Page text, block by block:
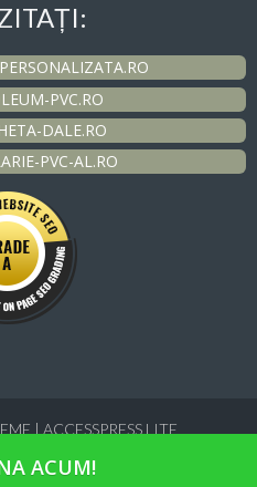
PVC.RO
DALE.RO
PVC-AL.RO
| ACCESSPRESS LITE
© 2026 DHN
ACUM!